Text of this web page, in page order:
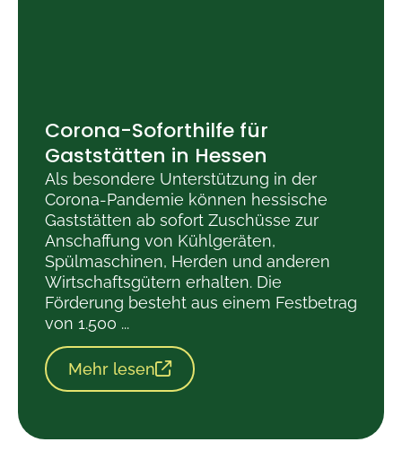
Corona-Soforthilfe für
Gaststätten in Hessen
Als besondere Unterstützung in der
Corona-Pandemie können hessische
Gaststätten ab sofort Zuschüsse zur
Anschaffung von Kühlgeräten,
Spülmaschinen, Herden und anderen
Wirtschaftsgütern erhalten. Die
Förderung besteht aus einem Festbetrag
von 1.500 ...
Mehr lesen